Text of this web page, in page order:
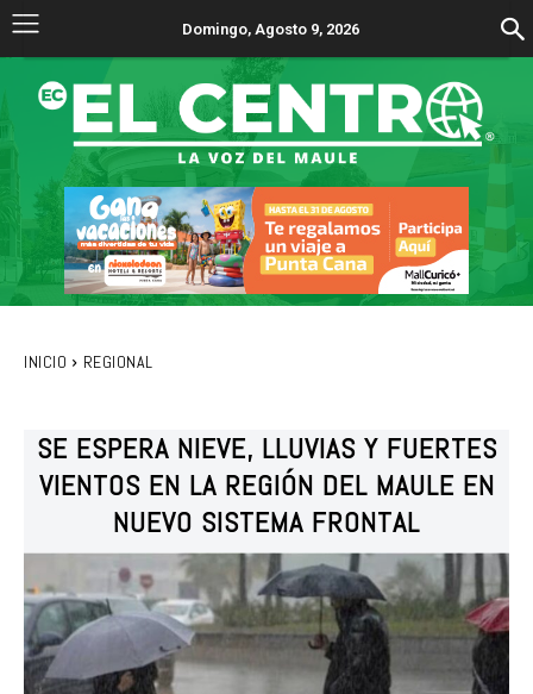
Domingo, Agosto 9, 2026
INICIO REGIONAL
SE ESPERA NIEVE, LLUVIAS Y FUERTES
VIENTOS EN LA REGIÓN DEL MAULE EN
NUEVO SISTEMA FRONTAL